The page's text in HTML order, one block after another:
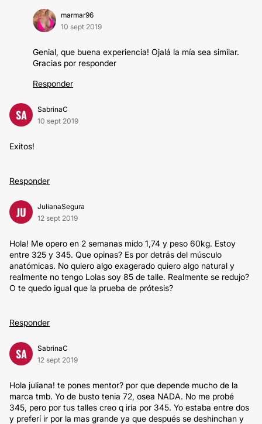
marmar96
10 sept 2019
Genial, que buena experiencia! Ojalá la mía sea similar.
Gracias por responder
Responder
SA
SabrinaC
10 sept 2019
Exitos!
Responder
JU
JulianaSegura
12 sept 2019
Hola! Me opero en 2 semanas mido 1,74 y peso 60kg. Estoy
entre 325 y 345. Que opinas? Es por detrás del músculo
anatómicas. No quiero algo exagerado quiero algo natural y
realmente no tengo Lolas soy 85 de talle. Realmente se redujo?
O te quedo igual que la prueba de prótesis?
Responder
SA
SabrinaC
12 sept 2019
Hola juliana! te pones mentor? por que depende mucho de la
marca tmb. Yo de busto tenia 72, osea NADA. No me probé
345, pero por tus talles creo q iría por 345. Yo estaba entre dos
y preferí ir por la mas grande ya que después se deshinchan y